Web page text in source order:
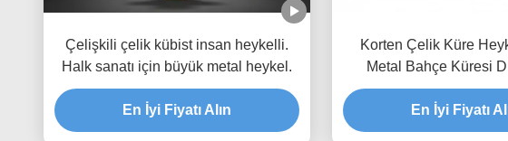
Çelişkili çelik kübist insan heykelli.
Halk sanatı için büyük metal heykel.
En İyi Fiyatı Alın
Korten Çelik Küre
Metal Bahçe Küresi
Dekorasyonu
En İyi Fiyatı